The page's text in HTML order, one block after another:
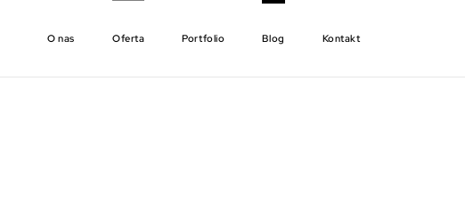
O nas Oferta Portfolio Blog Kontakt